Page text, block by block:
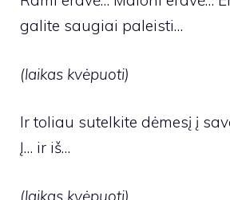
galite saugiai paleisti…
(laikas kvėpuoti)
Ir toliau sutelkite dėmesį į
Į… ir iš…
(laikas kvėpuoti)